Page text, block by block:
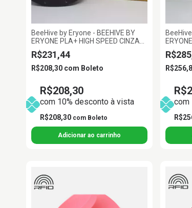
BeeHive by Eryone - BEEHIVE BY
ERYONE PLA+ HIGH SPEED CINZA
1.75MM 1KG
R$231,44
R$208,30 com Boleto
R$208,30
com 10% desconto à vista
R$208,30 com Boleto
1.75MM
com